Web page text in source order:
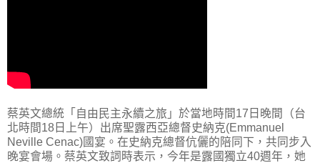
蔡英文總統「自由民主永續之旅」於當地時間17日晚間（台
北時間18日上午）出席聖露西亞總督史納克(Emmanuel
Neville Cenac)國宴。在史納克總督伉儷的陪同下，共同步入
晚宴會場。蔡英文致詞時表示，今年是露國獨立40週年，她